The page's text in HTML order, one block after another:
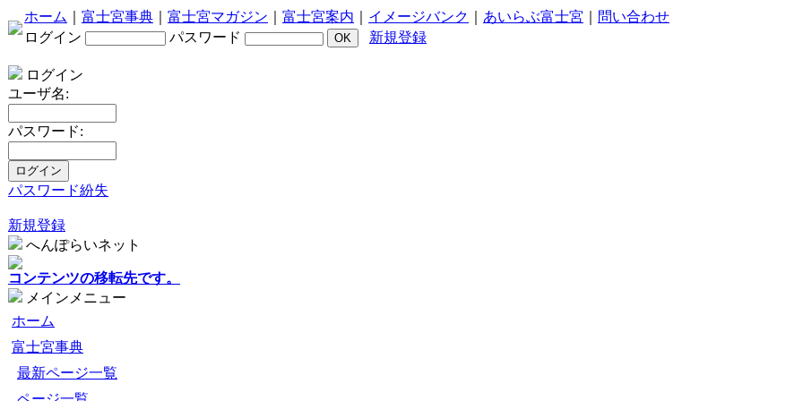
ホーム 富士宮事典 富士宮マガジン 富士宮案内 イメージバンク あいらぶ富士宮
問い合わせ
ログイン
パスワード 新規登録
ログイン
ユーザ名:
パスワード:
パスワード紛失
新規登録
へんぽらいネット
コンテンツの移転先です。
メインメニュー
ホーム
富士宮事典
最新ページ一覧